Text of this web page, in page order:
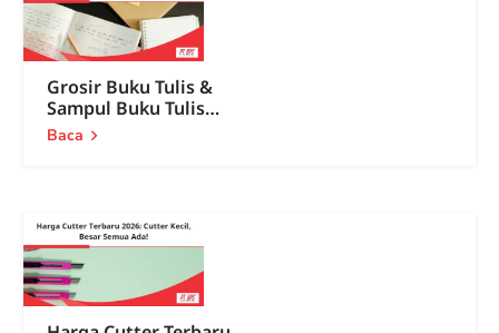
Grosir Buku Tulis &
Sampul Buku Tulis
Terlengkap 2026
Baca